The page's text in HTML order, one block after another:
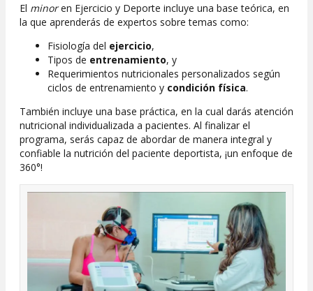
El minoren Ejercicio y Deporte incluye una base teórica, en
la que aprenderás de expertos sobre temas como:
Fisiología del ejercicio,
Tipos de entrenamiento, y
Requerimientos nutricionales personalizados según
ciclos de entrenamiento y condición física.
También incluye una base práctica, en la cual darás atención
nutricional individualizada a pacientes. Al finalizar el
programa, serás capaz de abordar de manera integral y
confiable la nutrición del paciente deportista, ¡un enfoque de
360°!